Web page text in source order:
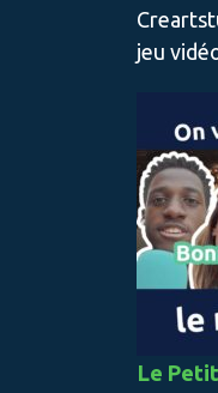
jeu
Le